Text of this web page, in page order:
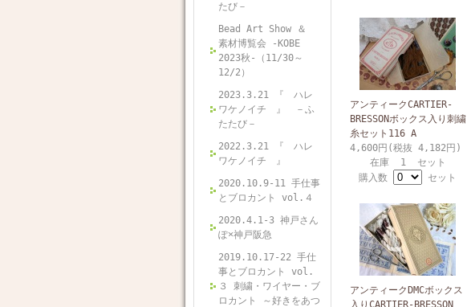
たび－
Bead Art Show ＆
素材博覧会 -KOBE
2023秋-（11/30～
12/2）
2023.3.21 『 ハレ
ワケノイチ 』 －ふ
たたび－
2022.3.21 『 ハレ
ワケノイチ 』
2020.10.9-11 手仕事
とブロカント vol.４
2020.4.1-3 神戸さん
ぽ×神戸阪急
2019.10.17-22 手仕
事とブロカント vol.
３ 刺繍・ワイヤー・ブ
ロカント ～好きをあつ
アンティークCARTIER-
BRESSONボックス入り刺繍
糸セット116 A
4,600円(税抜 4,182円)
在庫 1 セット
購入数
セット
アンティークDMCボックス
入りCARTIER-BRESSON